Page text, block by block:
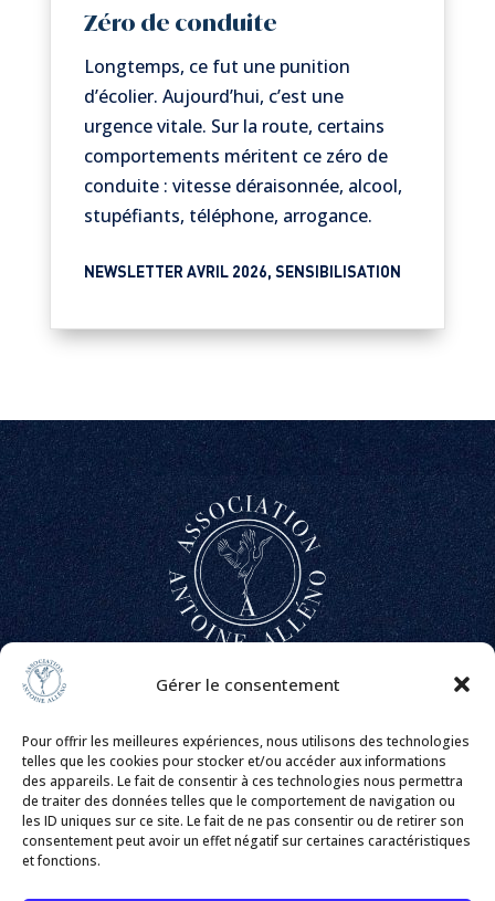
Gérer le consentement
Pour offrir les meilleures expériences, nous utilisons des technologies
telles que les cookies pour stocker et/ou accéder aux informations
des appareils. Le fait de consentir à ces technologies nous permettra
de traiter des données telles que le comportement de navigation ou
les ID uniques sur ce site. Le fait de ne pas consentir ou de retirer son
consentement peut avoir un effet négatif sur certaines caractéristiques
et fonctions.
Zéro de conduite
Longtemps, ce fut une punition
d’écolier. Aujourd’hui, c’est une
urgence vitale. Sur la route, certains
comportements méritent ce zéro de
conduite : vitesse déraisonnée, alcool,
stupéfiants, téléphone, arrogance.
NEWSLETTER AVRIL 2026, SENSIBILISATION
ACTUS
FAQ
PRESSE
NOUS CONTACTER